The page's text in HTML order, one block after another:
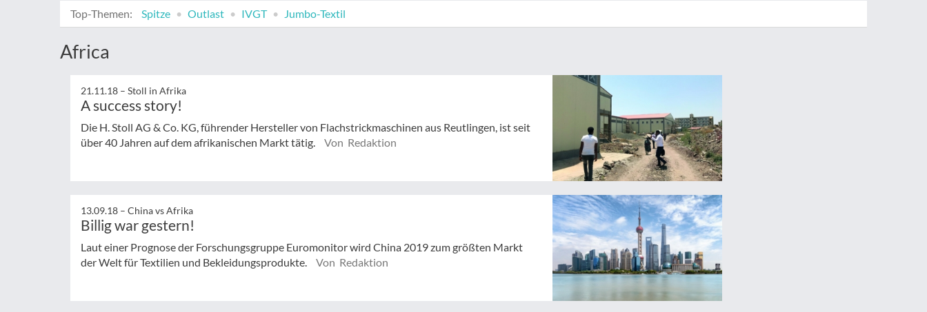
Top-Themen: Spitze Outlast IVGT Jumbo-Textil
Africa
21.11.18 – Stoll in Afrika
A success story!
Die H. Stoll AG & Co. KG, führender Hersteller von Flachstrickmaschinen aus Reutlingen, ist seit
über 40 Jahren auf dem afrikanischen Markt tätig.
Von Redaktion
13.09.18 – China vs Afrika
Billig war gestern!
Laut einer Prognose der Forschungsgruppe Euromonitor wird China 2019 zum größten Markt
der Welt für Textilien und Bekleidungsprodukte.
Von Redaktion